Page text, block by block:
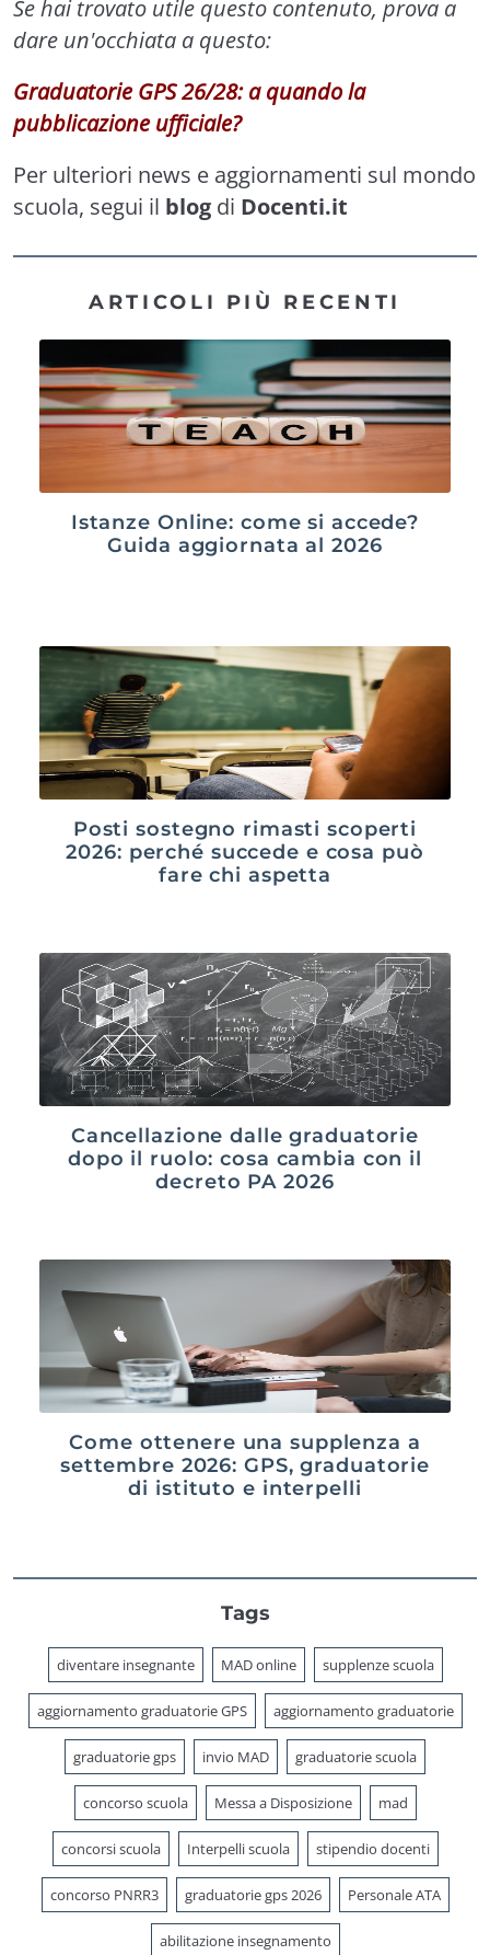
Se hai trovato utile questo contenuto, prova a
dare un'occhiata a questo:
Graduatorie GPS 26/28: a quando la
pubblicazione ufficiale?
Per ulteriori news e aggiornamenti sul mondo
scuola, segui il blog di Docenti.it
ARTICOLI PIÙ RECENTI
Istanze Online: come si accede?
Guida aggiornata al 2026
Posti sostegno rimasti scoperti
2026: perché succede e cosa può
fare chi aspetta
Cancellazione dalle graduatorie
dopo il ruolo: cosa cambia con il
decreto PA 2026
Come ottenere una supplenza a
settembre 2026: GPS, graduatorie
di istituto e interpelli
Tags
diventare insegnante MAD online supplenze scuola
aggiornamento graduatorie GPS aggiornamento graduatorie
graduatorie gps invio MAD graduatorie scuola
concorso scuola Messa a Disposizione mad
concorsi scuola Interpelli scuola stipendio docenti
concorso PNRR3 graduatorie gps 2026 Personale ATA
abilitazione insegnamento